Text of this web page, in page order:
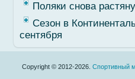
Поляки снова
Сезон в
сентября
Copyright © 2012-2026. Спортивный